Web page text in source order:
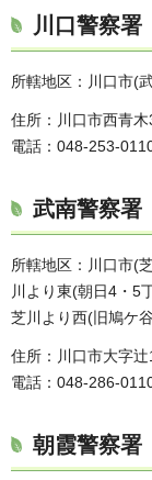
川口警察署
所轄地区：川口市(
住所：川口市西青
電話：048-253-
武南警察署
所轄地区：川口市(
川より東(朝日4・5
芝川より西(旧鳩ケ
住所：川口市大字
電話：048-286-
朝霞警察署